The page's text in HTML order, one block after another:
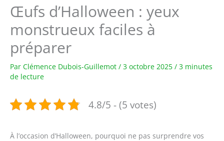
Œufs d’Halloween : yeux
monstrueux faciles à
préparer
Par Clémence Dubois-Guillemot / 3 octobre 2025 / 3 minutes
de lecture
4.8/5 - (5 votes)
À l’occasion d’Halloween, pourquoi ne pas surprendre vos